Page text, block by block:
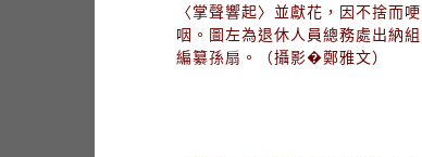
〈掌聲響起〉並獻花，因不捨而哽
咽。圖左為退休人員總務處出納組
編纂孫扇。（攝影�鄭雅文）